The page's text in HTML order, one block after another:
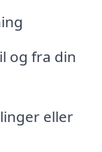
og fra din
eller